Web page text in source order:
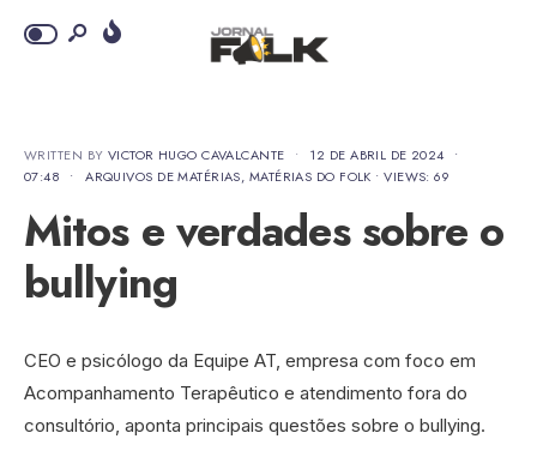
WRITTEN BY VICTOR HUGO CAVALCANTE • 12 DE ABRIL DE 2024 •
07:48
• ARQUIVOS DE MATÉRIAS, MATÉRIAS DO FOLK •VIEWS: 69
Mitos e verdades sobre o
bullying
CEO e psicólogo da Equipe AT, empresa com foco em
Acompanhamento Terapêutico e atendimento fora do
consultório, aponta principais questões sobre o bullying.